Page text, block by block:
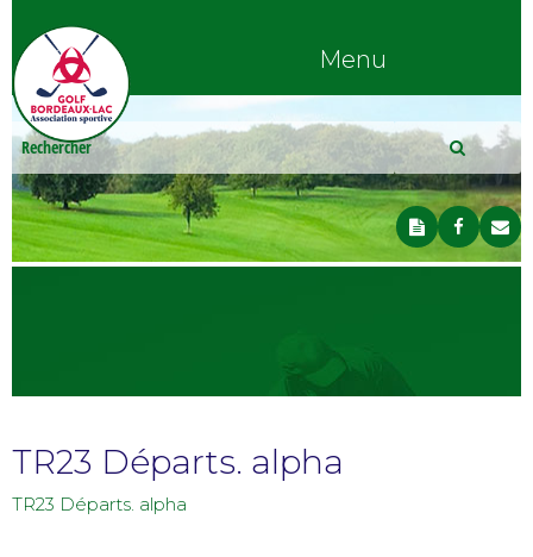
Menu
TR23 Départs. alpha
TR23 Départs. alpha